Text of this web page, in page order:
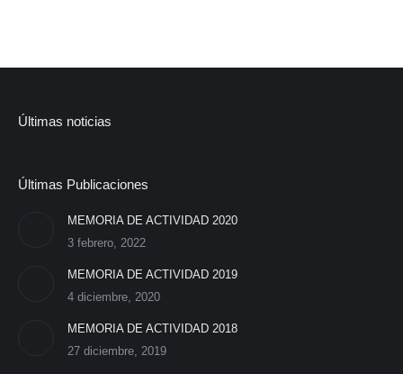
Últimas noticias
Últimas Publicaciones
MEMORIA DE ACTIVIDAD 2020
3 febrero, 2022
MEMORIA DE ACTIVIDAD 2019
4 diciembre, 2020
MEMORIA DE ACTIVIDAD 2018
27 diciembre, 2019